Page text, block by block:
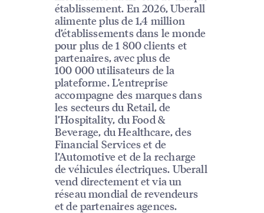
établissement. En 2026, Uberall
alimente plus de 1,4 million
d’établissements dans le monde
pour plus de 1 800 clients et
partenaires, avec plus de
100 000 utilisateurs de la
plateforme. L’entreprise
accompagne des marques dans
les secteurs du Retail, de
l’Hospitality, du Food &
Beverage, du Healthcare, des
Financial Services et de
l’Automotive et de la recharge
de véhicules électriques. Uberall
vend directement et via un
réseau mondial de revendeurs
et de partenaires agences.